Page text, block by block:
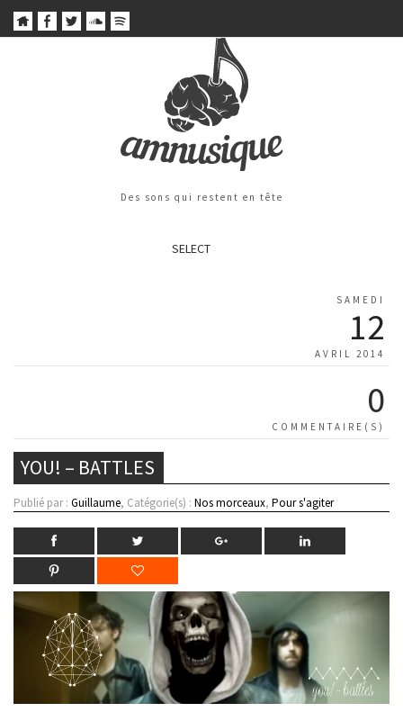
Des sons qui restent en tête
SELECT
SAMEDI
12
AVRIL 2014
0
COMMENTAIRE(S)
YOU! – BATTLES
Publié par : Guillaume, Catégorie(s) : Nos morceaux, Pour s'agiter